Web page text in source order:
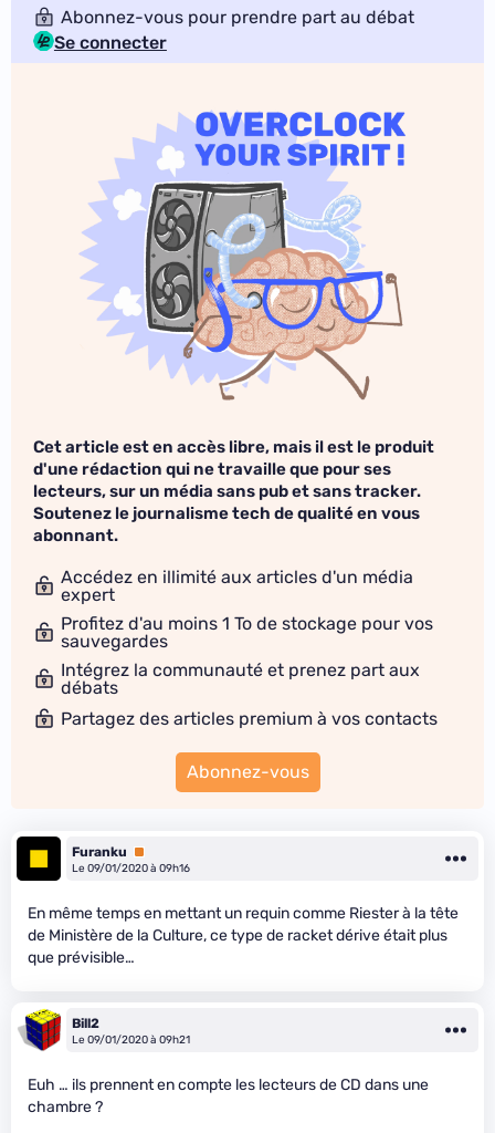
Abonnez-vous pour prendre part au débat
Se connecter
Cet article est en accès libre, mais il est le produit
d'une rédaction qui ne travaille que pour ses
lecteurs, sur un média sans pub et sans tracker.
Soutenez le journalisme tech de qualité en vous
abonnant.
Accédez en illimité aux articles d'un média
expert
Profitez d'au moins 1 To de stockage pour vos
sauvegardes
Intégrez la communauté et prenez part aux
débats
Partagez des articles premium à vos contacts
Abonnez-vous
Furanku
Premium
Le 09/01/2020 à 09h16
En même temps en mettant un requin comme Riester à la tête
de Ministère de la Culture, ce type de racket dérive était plus
que prévisible…
Bill2
Le 09/01/2020 à 09h21
Euh … ils prennent en compte les lecteurs de CD dans une
chambre ?